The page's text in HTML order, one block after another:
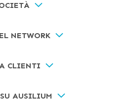
NETWORK
CLIENTI
AUSILIUM